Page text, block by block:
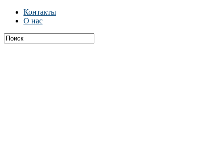
Контакты
О нас